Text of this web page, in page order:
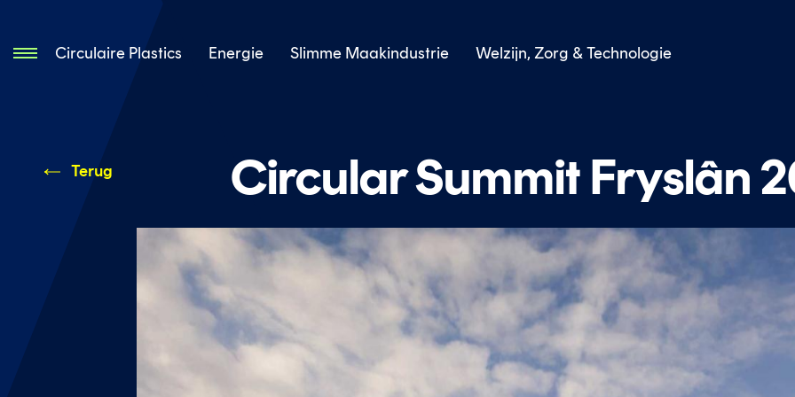
Circulaire Plastics Energie Slimme Maakindustrie Welzijn, Zorg & Technologie
Terug Circular Summit Fryslân